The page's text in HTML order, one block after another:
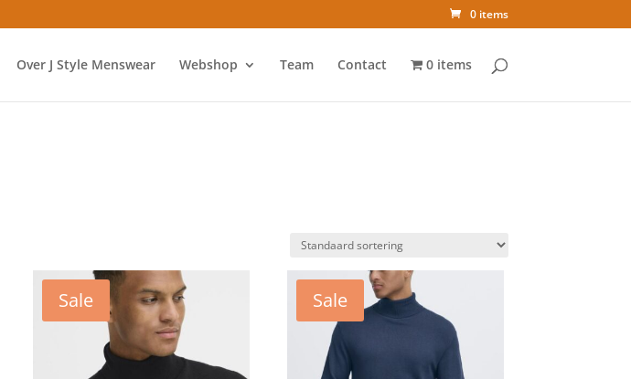
0 items
Over J Style Menswear Webshop Team Contact 0 items
Sale Sale